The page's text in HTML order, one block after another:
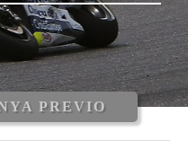
PREVIO